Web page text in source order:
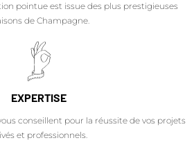
pointue est issue des plus prestigieuses
de Champagne.
EXPERTISE
conseillent pour la réussite de vos projets
et professionnels.